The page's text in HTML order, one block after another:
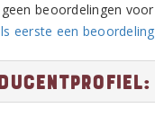
beoordelingen
eerste een beoordeling